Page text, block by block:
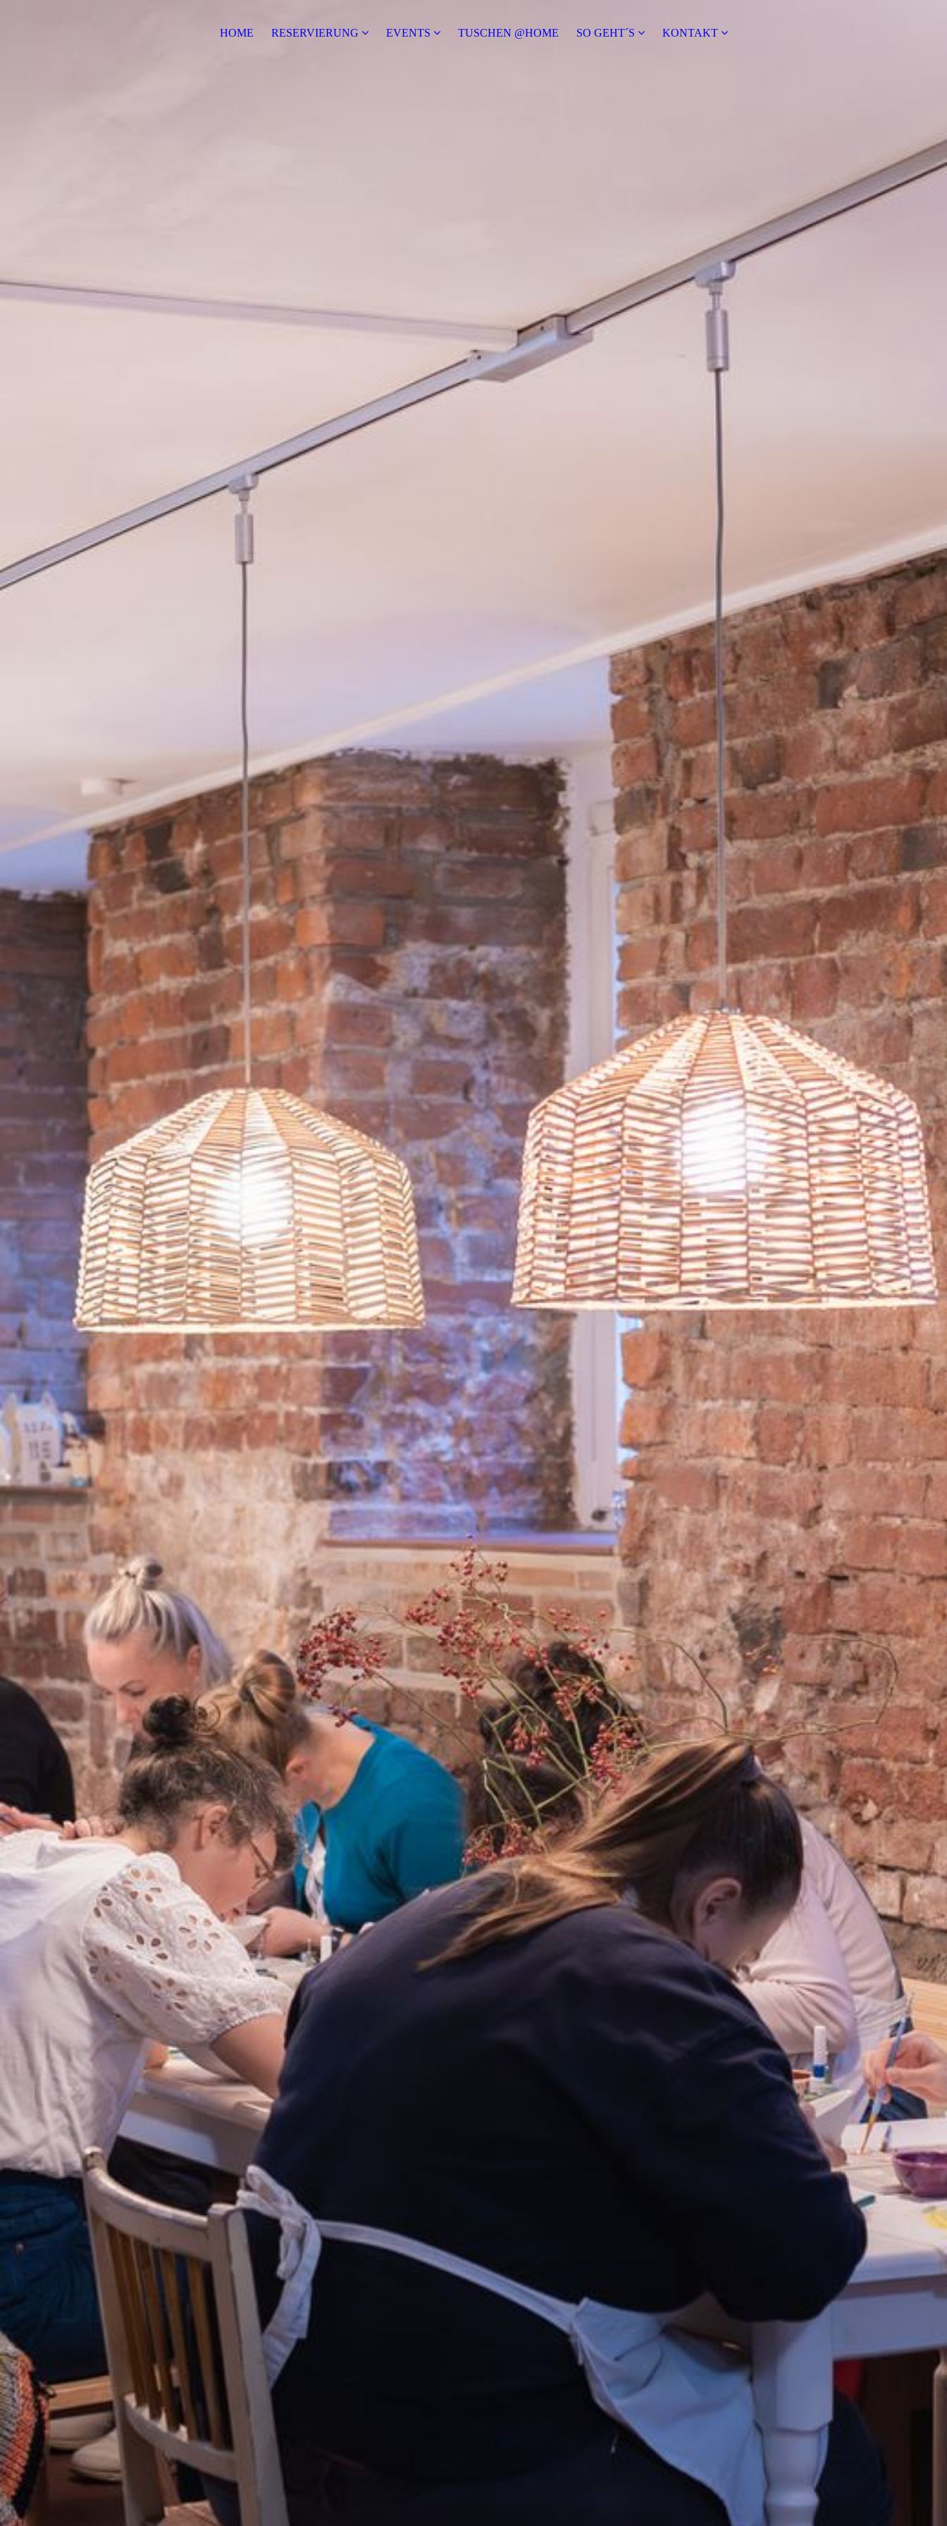
HOME RESERVIERUNG EVENTS TUSCHEN @HOME SO GEHT´S KONTAKT